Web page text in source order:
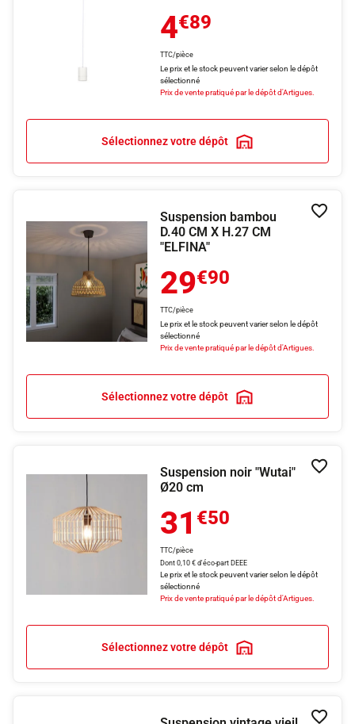
4€89
TTC/pièce
Le prix et le stock peuvent varier selon le dépôt
sélectionné
Prix de vente pratiqué par le dépôt d'Artigues.
Sélectionnez votre dépôt
Suspension bambou
D.40 CM X H.27 CM
"ELFINA"
29€90
TTC/pièce
Le prix et le stock peuvent varier selon le dépôt
sélectionné
Prix de vente pratiqué par le dépôt d'Artigues.
Sélectionnez votre dépôt
Suspension noir "Wutai"
Ø20 cm
31 €50
TTC/pièce
Dont 0,10 € d'éco-part DEEE
Le prix et le stock peuvent varier selon le dépôt
sélectionné
Prix de vente pratiqué par le dépôt d'Artigues.
Sélectionnez votre dépôt